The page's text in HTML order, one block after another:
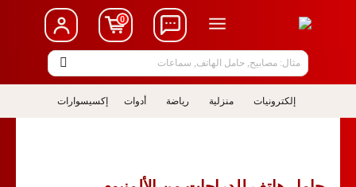
0
مثال: مصابيح, حامل الهاتف, سماعات
إلكترونيات منزلية رياضة أدوات إكسيسوارات